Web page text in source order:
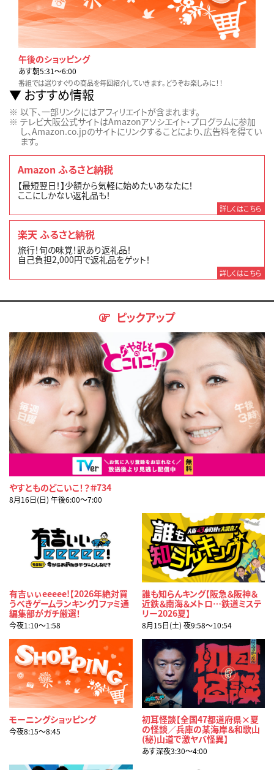
午後のショッピング
あす朝5:31〜6:00
番組では選りすぐりの商品を毎回紹介していきます。どうぞお楽しみに！！
おすすめ情報
以下、一部リンクにはアフィリエイトが含まれます。
テレビ大阪公式サイトはAmazonアソシエイト・プログラムに参加
し、Amazon.co.jpのサイトにリンクすることにより、広告料を得てい
ます。
Amazon ふるさと納税
【最短翌日！】少額から気軽に始めたいあなたに！
ここにしかない返礼品も！
詳しくはこちら
楽天 ふるさと納税
旅行！旬の味覚！訳あり返礼品！
自己負担2,000円で返礼品をゲット！
詳しくはこちら
ピックアップ
やすとものどこいこ！？＃734
8月16日(日) 午後6:00〜7:00
有吉ぃぃeeeee!【2026年絶対買
うべきゲームランキング】ファミ通
編集部がガチ厳選！
今夜1:10〜1:58
誰も知らんキング【阪急＆阪神＆
近鉄＆南海＆メトロ…鉄道ミステ
リー2026夏】
8月15日(土) 夜9:58〜10:54
モーニングショッピング
今夜8:15〜8:45
初耳怪談【全国47都道府県×夏
の怪談／兵庫の某海岸＆和歌山
(秘)山道で激ヤバ怪異】
あす深夜3:30〜4:00